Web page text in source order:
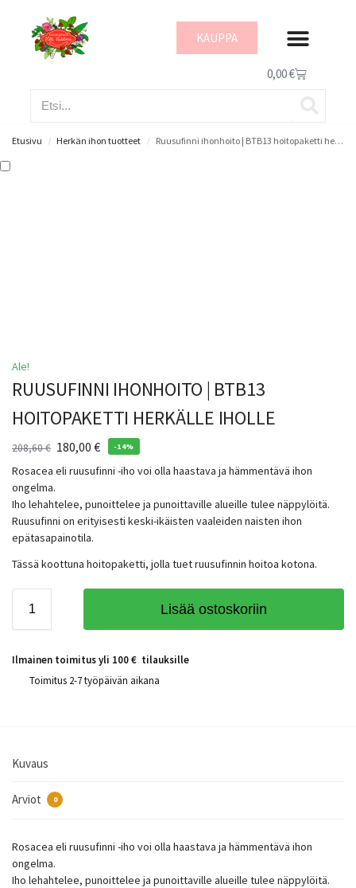
KAUPPA
0,00€
Etusivu / Herkän ihon tuotteet / Ruusufinni ihonhoito | BTB13 hoitopaketti herkälle iholle
Ale!
RUUSUFINNI IHONHOITO | BTB13
HOITOPAKETTI HERKÄLLE IHOLLE
208,60€ 180,00 € -14%
Rosacea eli ruusufinni -iho voi olla haastava ja hämmentävä ihon
ongelma.
Iho lehahtelee, punoittelee ja punoittaville alueille tulee näppylöitä.
Ruusufinni on erityisesti keski-ikäisten vaaleiden naisten ihon
epätasapainotila.
Tässä koottuna hoitopaketti, jolla tuet ruusufinnin hoitoa kotona.
Lisää ostoskoriin
Ilmainen toimitus yli 100 € tilauksille
Toimitus 2-7 työpäivän aikana
Kuvaus
Arviot 0
Rosacea eli ruusufinni -iho voi olla haastava ja hämmentävä ihon
ongelma.
Iho lehahtelee, punoittelee ja punoittaville alueille tulee näppylöitä.